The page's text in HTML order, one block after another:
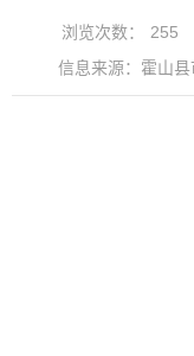
浏览次数： 255
信息来源：霍山